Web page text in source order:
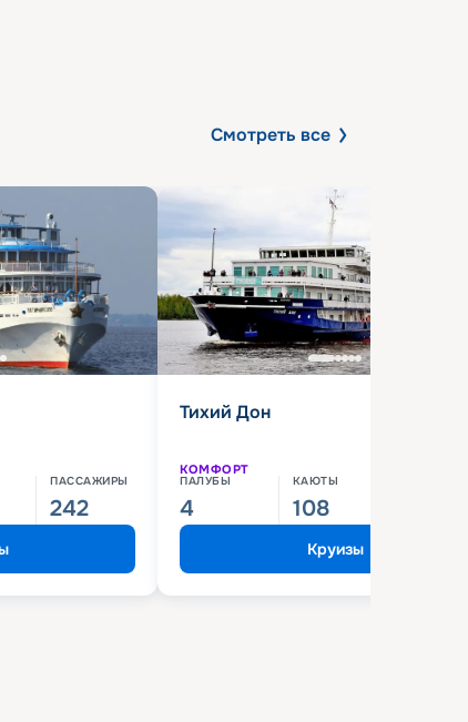
Смотреть все
ПАССАЖИРЫ
242
Тихий Дон
КОМФОРТ
ПАЛУБЫ
4
КАЮТЫ
108
Круизы